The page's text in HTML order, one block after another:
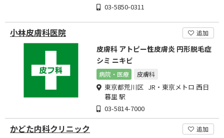
03-5850-0311
小林皮膚科医院 追加
皮膚科 アトピー性皮膚炎 円形脱毛症
シミ ニキビ
病院・医療 皮膚科
東京都荒川区 JR・東京メトロ 西日
暮里 駅
03-5814-7000
かどた内科クリニック 追加